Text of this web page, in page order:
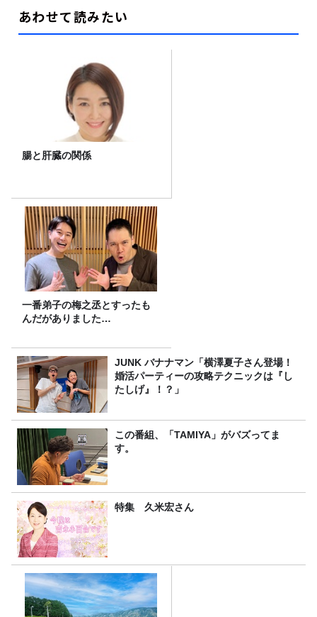
あわせて読みたい
腸と肝臓の関係
一番弟子の梅之丞とすったも
んだがありました…
JUNK バナナマン「横澤夏子さん登場！
婚活パーティーの攻略テクニックは『し
たしげ』！？」
この番組、「TAMIYA」がバズってま
す。
特集 久米宏さん